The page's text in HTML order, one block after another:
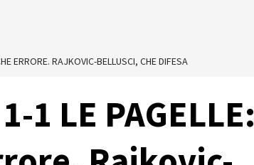
ERRORE. RAJKOVIC-BELLUSCI, CHE DIFESA
1 LE PAGELLE: